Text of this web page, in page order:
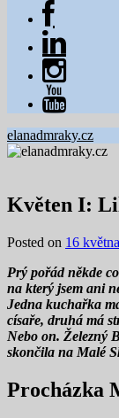
elanadmraky.cz
Květen I:
Posted on 16
Prý pořád někde
na který jsem ani
Jedna kuchařka
císaře, druhá má
Nebo on. Železný
skončila na Malé
Procházka